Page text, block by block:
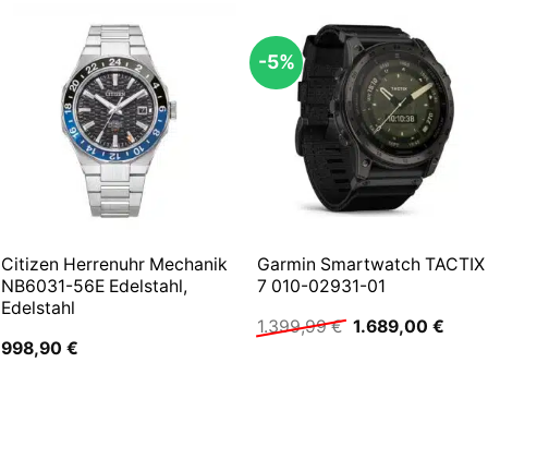
Citizen Herrenuhr Mechanik
NB6031-56E Edelstahl,
Edelstahl
998,90 €
-5%
Garmin Smartwatch TACTIX
7 010-02931-01
1.399,99€ Ursprünglicher
1.689,00 €Aktueller